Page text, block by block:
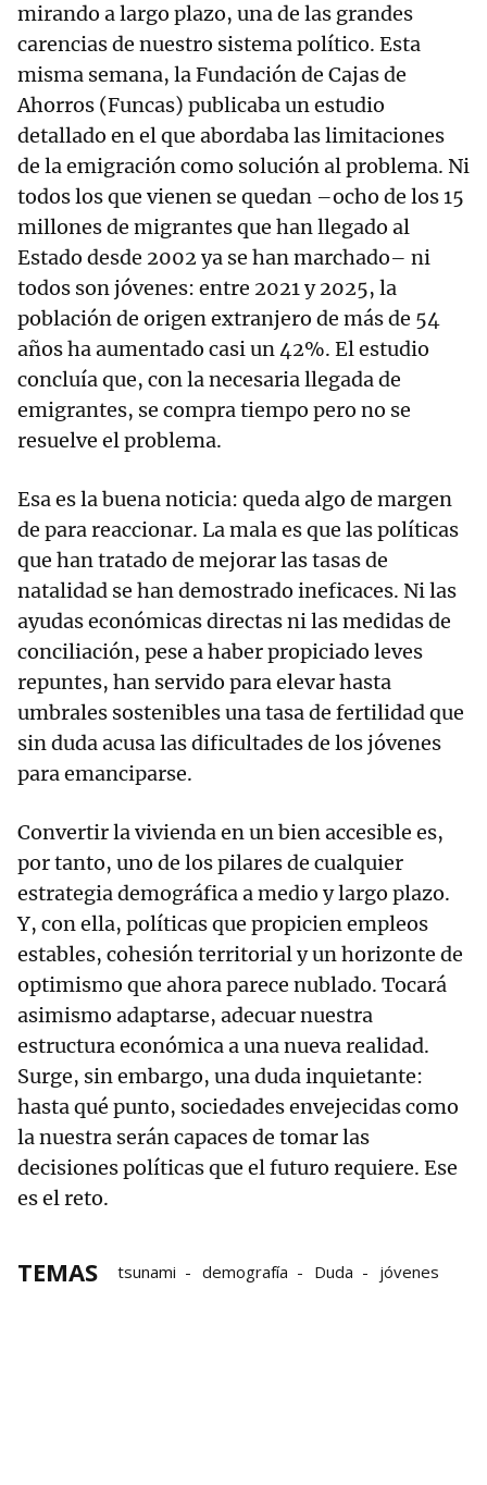
mirando a largo plazo, una de las grandes
carencias de nuestro sistema político. Esta
misma semana, la Fundación de Cajas de
Ahorros (Funcas) publicaba un estudio
detallado en el que abordaba las limitaciones
de la emigración como solución al problema. Ni
todos los que vienen se quedan –ocho de los 15
millones de migrantes que han llegado al
Estado desde 2002 ya se han marchado– ni
todos son jóvenes: entre 2021 y 2025, la
población de origen extranjero de más de 54
años ha aumentado casi un 42%. El estudio
concluía que, con la necesaria llegada de
emigrantes, se compra tiempo pero no se
resuelve el problema.
Esa es la buena noticia: queda algo de margen
de para reaccionar. La mala es que las políticas
que han tratado de mejorar las tasas de
natalidad se han demostrado ineficaces. Ni las
ayudas económicas directas ni las medidas de
conciliación, pese a haber propiciado leves
repuntes, han servido para elevar hasta
umbrales sostenibles una tasa de fertilidad que
sin duda acusa las dificultades de los jóvenes
para emanciparse.
Convertir la vivienda en un bien accesible es,
por tanto, uno de los pilares de cualquier
estrategia demográfica a medio y largo plazo.
Y, con ella, políticas que propicien empleos
estables, cohesión territorial y un horizonte de
optimismo que ahora parece nublado. Tocará
asimismo adaptarse, adecuar nuestra
estructura económica a una nueva realidad.
Surge, sin embargo, una duda inquietante:
hasta qué punto, sociedades envejecidas como
la nuestra serán capaces de tomar las
decisiones políticas que el futuro requiere. Ese
es el reto.
TEMAS tsunami demografía Duda jóvenes